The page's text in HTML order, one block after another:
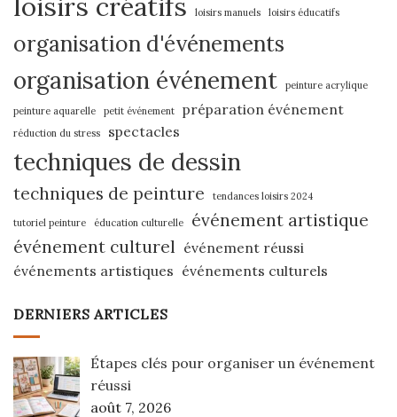
loisirs manuels loisirs éducatifs
organisation d'événements
organisation événement peinture acrylique
peinture aquarelle petit événement préparation événement
réduction du stress spectacles
techniques de dessin
techniques de peinture tendances loisirs 2024
tutoriel peinture éducation culturelle
événement artistique
événement culturel événement réussi
événements artistiques événements culturels
DERNIERS ARTICLES
Étapes clés pour organiser un événement
réussi
août 7, 2026